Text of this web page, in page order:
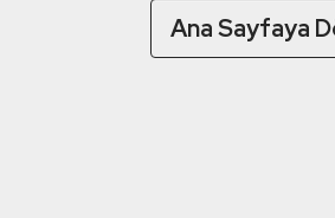
Ana Sayfaya